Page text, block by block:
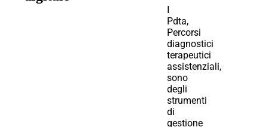
I
Pdta,
Percorsi
diagnostici
terapeutici
assistenziali,
sono
degli
strumenti
di
gestione